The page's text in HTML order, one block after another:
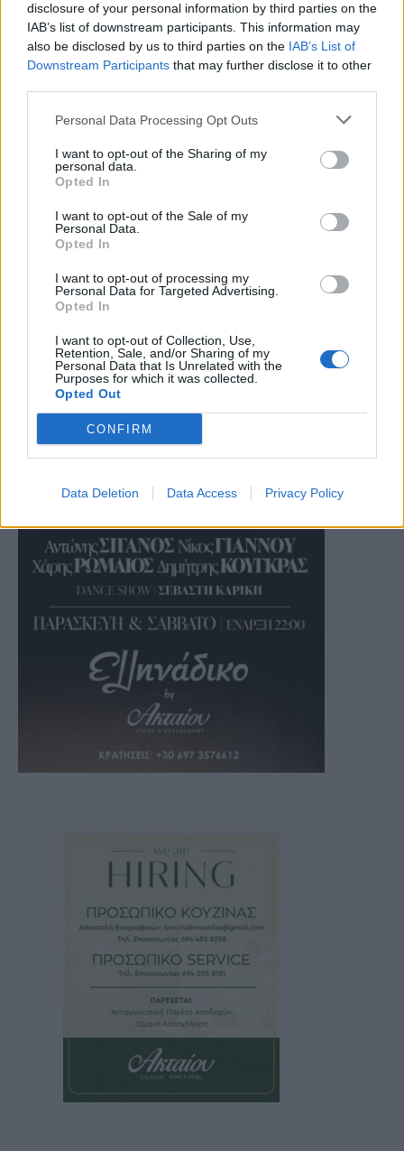
disclosure of your personal information by third parties on the
IAB’s list of downstream participants. This information may
also be disclosed by us to third parties on the IAB’s List of
Downstream Participants that may further disclose it to other
Personal Data Processing Opt Outs
I want to opt-out of the Sharing of my
personal data.
Opted In
I want to opt-out of the Sale of my
Personal Data.
Opted In
I want to opt-out of processing my
Personal Data for Targeted Advertising.
Opted In
I want to opt-out of Collection, Use,
Retention, Sale, and/or Sharing of my
Personal Data that Is Unrelated with the
Purposes for which it was collected.
Opted Out
CONFIRM
Data Deletion Data Access Privacy Policy